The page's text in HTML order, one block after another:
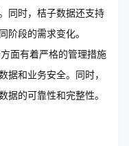
同时，桔子数据还支持
阶段的需求变化。
面有着严格的管理措施
据和业务安全。同时，
据的可靠性和完整性。